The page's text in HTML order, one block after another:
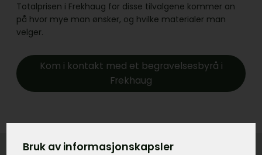
Totalprisen i Frekhaug for disse tilvalgene kommer an
på hvor mye man ønsker, og hvilke materialer man
velger.
Kom i kontakt med et begravelsesbyrå i
Frekhaug
Bruk av informasjonskapsler